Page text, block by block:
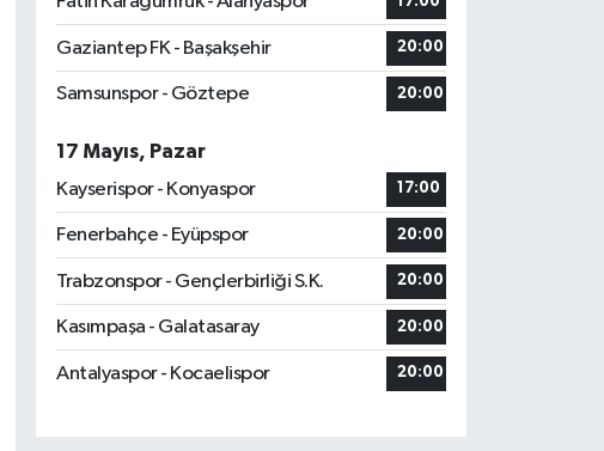
Gaziantep FK - Başakşehir 20:00
Samsunspor - Göztepe 20:00
17 Mayıs, Pazar
Kayserispor - Konyaspor
17:00
Fenerbahçe - Eyüpspor 20:00
Trabzonspor - Gençlerbirliği S.K. 20:00
Kasımpaşa - Galatasaray 20:00
Antalyaspor - Kocaelispor 20:00